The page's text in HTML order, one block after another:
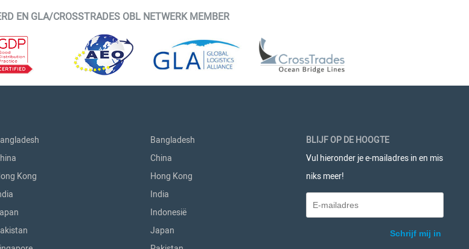
EN GLA/CROSSTRADES OBL NETWERK MEMBER
Kong
Bangladesh
China
Hong Kong
India
Indonesië
Japan
BLIJF OP DE HOOGTE
Vul hieronder je e-mailadres in en mis
niks meer!